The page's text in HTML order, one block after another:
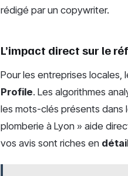
rédigé par un copywriter.
L’impact direct sur le
Pour les entreprises locales,
Profile. Les algorithmes
les mots-clés présents dans
plomberie à Lyon » aide
vos avis sont riches en